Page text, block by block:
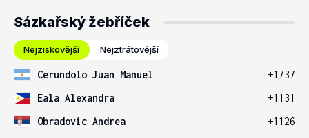
Sázkařský žebříček
Nejziskovější Nejztrátovější
Cerundolo Juan Manuel
+1737
Eala Alexandra
+1131
Obradovic Andrea
+1126